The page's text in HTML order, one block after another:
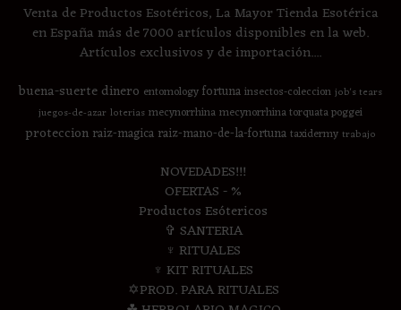
Venta de Productos Esotéricos, La Mayor Tienda Esotérica
en España más de 7000 artículos disponibles en la web.
Artículos exclusivos y de importación....
buena-suertedinero entomologyfortunainsectos-coleccion job's tears
juegos-de-azar loterias mecynorrhinamecynorrhina torquata poggei
proteccion raiz-magica raiz-mano-de-la-fortunataxidermy trabajo
NOVEDADES!!!
OFERTAS - %
Productos Esótericos
✞ SANTERIA
♆ RITUALES
♆ KIT RITUALES
✡PROD. PARA RITUALES